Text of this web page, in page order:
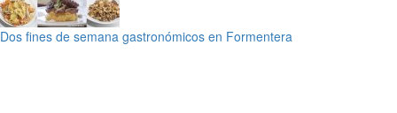
Dos fines de semana gastronómicos en Formentera